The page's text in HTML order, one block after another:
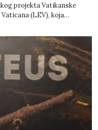
projekta Vatikanske
(LEV), koja…